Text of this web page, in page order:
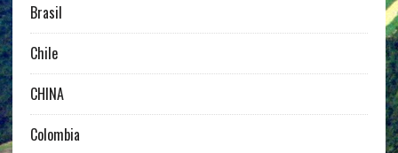
Brasil
Chile
CHINA
Colombia